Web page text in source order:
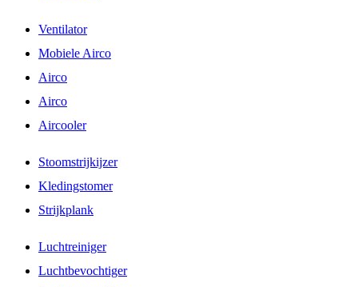
Ventilator
Mobiele Airco
Airco
Airco
Aircooler
Stoomstrijkijzer
Kledingstomer
Strijkplank
Luchtreiniger
Luchtbevochtiger